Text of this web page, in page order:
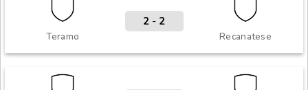
Teramo Recanatese
2 - 2